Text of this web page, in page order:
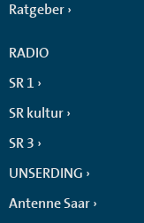
Ratgeber
RADIO
SR 1
SR kultur
SR 3
UNSERDING
Antenne Saar